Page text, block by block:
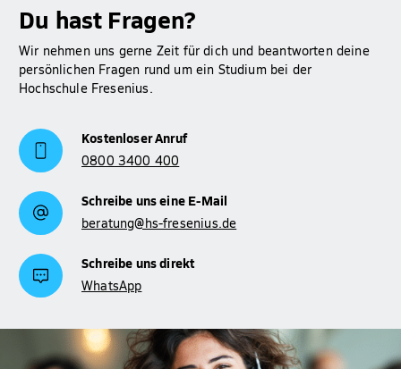
Du hast Fragen?
Wir nehmen uns gerne Zeit für dich und beantworten deine
persönlichen Fragen rund um ein Studium bei der
Hochschule Fresenius.
Kostenloser Anruf
0800 3400 400
Schreibe uns eine E-Mail
beratung@hs-fresenius.de
Schreibe uns direkt
WhatsApp